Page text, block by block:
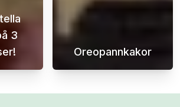
3
lätta och delikata efterrätt är
Oreopannkakor
Väck ditt